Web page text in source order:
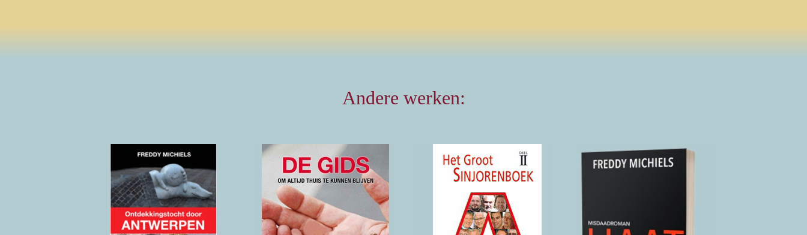
Andere werken:
Ontdekkingsto
cht door
Antwerpen
De Gids
Om altijd thuis te
kunnen blijven
Antwerpse
Gezegden en
Uitdrukkingen
Haat